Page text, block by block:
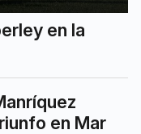
en la
en Mar